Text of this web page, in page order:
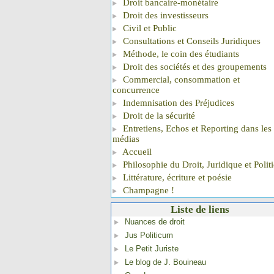
Droit bancaire-monétaire
Droit des investisseurs
Civil et Public
Consultations et Conseils Juridiques
Méthode, le coin des étudiants
Droit des sociétés et des groupements
Commercial, consommation et
concurrence
Indemnisation des Préjudices
Droit de la sécurité
Entretiens, Echos et Reporting dans les
médias
Accueil
Philosophie du Droit, Juridique et
Littérature, écriture et poésie
Champagne !
Liste de liens
Nuances de droit
Jus Politicum
Le Petit Juriste
Le blog de J. Bouineau